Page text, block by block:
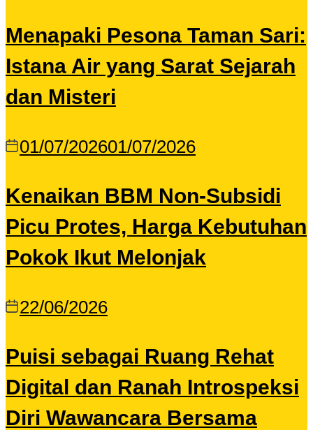
Menapaki Pesona Taman Sari:
Istana Air yang Sarat Sejarah
dan Misteri
01/07/202601/07/2026
Kenaikan BBM Non-Subsidi
Picu Protes, Harga Kebutuhan
Pokok Ikut Melonjak
22/06/2026
Puisi sebagai Ruang Rehat
Digital dan Ranah Introspeksi
Diri Wawancara Bersama